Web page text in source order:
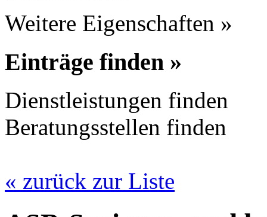
Weitere Eigenschaften »
Einträge finden »
Dienstleistungen finden
Beratungsstellen finden
« zurück zur Liste